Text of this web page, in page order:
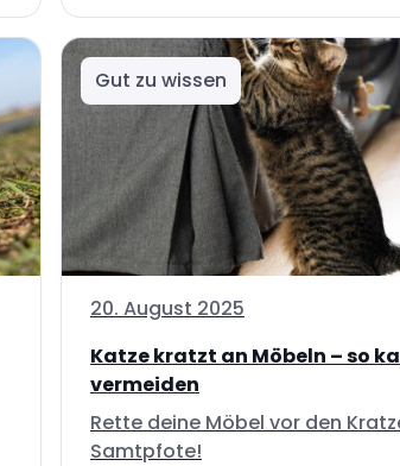
Gut zu wissen
20. August 2025
Katze kratzt an Möbeln – so
vermeiden
Rette deine Möbel vor den
Samtpfote!